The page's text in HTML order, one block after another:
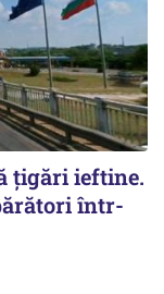
țigări ieftine.
într-